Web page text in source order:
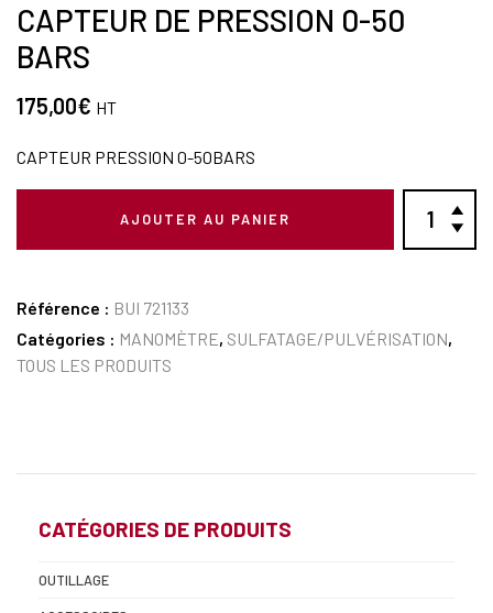
CAPTEUR DE PRESSION 0-50
BARS
175,00€ HT
CAPTEUR PRESSION 0-50BARS
AJOUTER AU PANIER
Référence : BUI 721133
Catégories : MANOMÈTRE, SULFATAGE/PULVÉRISATION,
TOUS LES PRODUITS
CATÉGORIES DE PRODUITS
OUTILLAGE